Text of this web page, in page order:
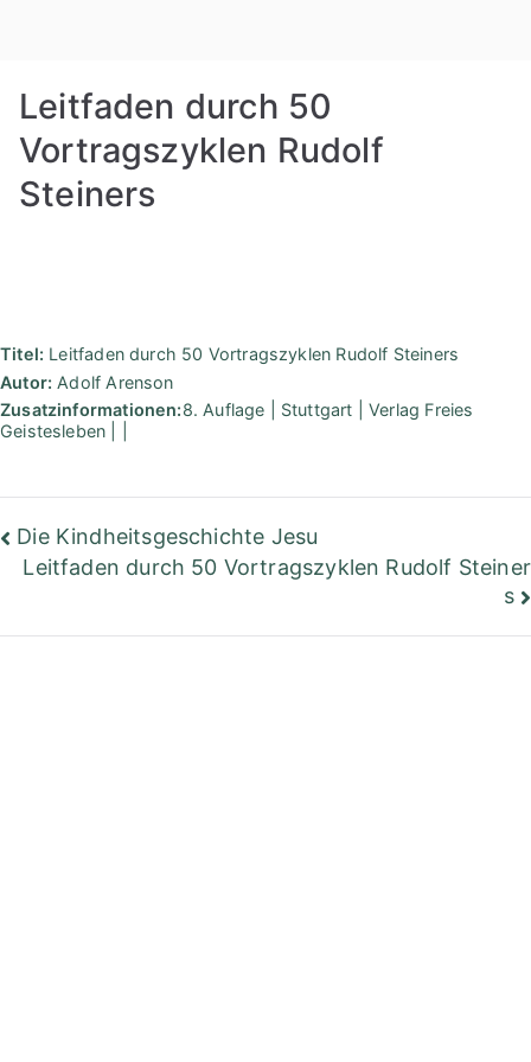
Steiner
Bibliothek
Leitfaden durch 50
Vortragszyklen Rudolf
Steiners
Titel: Leitfaden durch 50 Vortragszyklen Rudolf Steiners
Autor: Adolf Arenson
Zusatzinformationen:8. Auflage | Stuttgart | Verlag Freies
Geistesleben | |
Beitragsnavigation
Die Kindheitsgeschichte Jesu
Leitfaden durch 50 Vortragszyklen Rudolf Steiner
s